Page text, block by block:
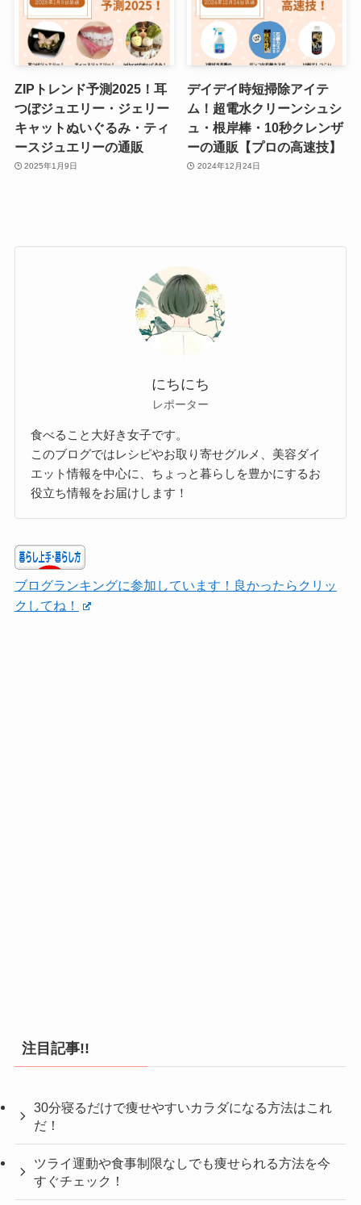
ZIPトレンド予測2025！耳
つぼジュエリー・ジェリー
キャットぬいぐるみ・ティ
ースジュエリーの通販
2025年1月9日
デイデイ時短掃除アイテ
ム！超電水クリーンシュシ
ュ・根岸棒・10秒クレンザ
ーの通販【プロの高速技】
2024年12月24日
にちにち
レポーター
食べること大好き女子です。
このブログではレシピやお取り寄せグルメ、美容ダイ
エット情報を中心に、ちょっと暮らしを豊かにするお
役立ち情報をお届けします！
ブログランキングに参加しています！良かったらクリッ
クしてね！
注目記事!!
30分寝るだけで痩せやすいカラダになる方法はこれ
だ！
ツライ運動や食事制限なしでも痩せられる方法を今
すぐチェック！